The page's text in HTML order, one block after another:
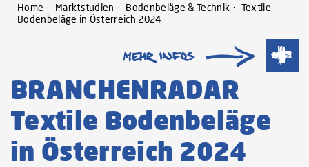
Home Marktstudien Bodenbeläge & Technik
Textile
Bodenbeläge in Österreich 2024
BRANCHENRADAR
Textile Bodenbeläge
in Österreich 2024